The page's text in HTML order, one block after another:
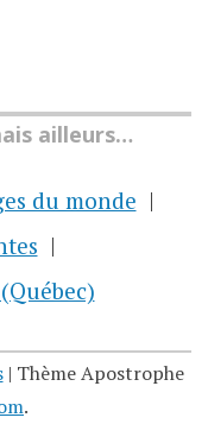
ailleurs…
du monde
| Thème Apostrophe
.